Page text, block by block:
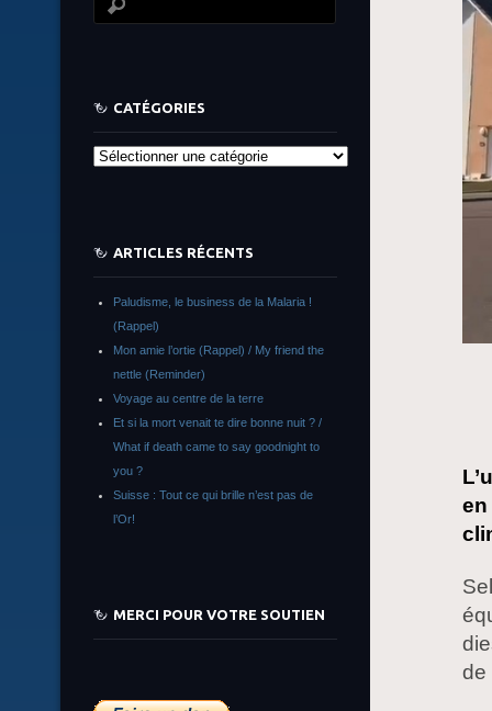
en
de
CATÉGORIES
Catégories
ARTICLES RÉCENTS
Paludisme, le business de la Malaria !
(Rappel)
Mon amie l’ortie (Rappel) / My friend the
nettle (Reminder)
Voyage au centre de la terre
Et si la mort venait te dire bonne nuit ? /
What if death came to say goodnight to
you ?
Suisse : Tout ce qui brille n’est pas de
l’Or!
MERCI POUR VOTRE SOUTIEN